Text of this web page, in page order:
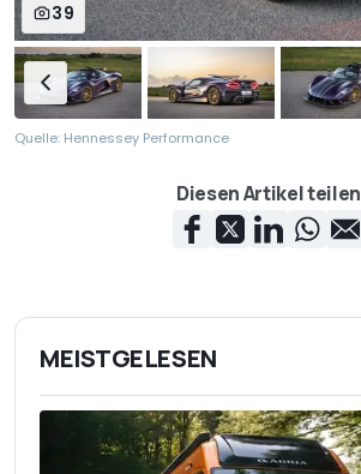
39
Quelle: Hennessey Performance
Diesen Artikel teilen
MEISTGELESEN